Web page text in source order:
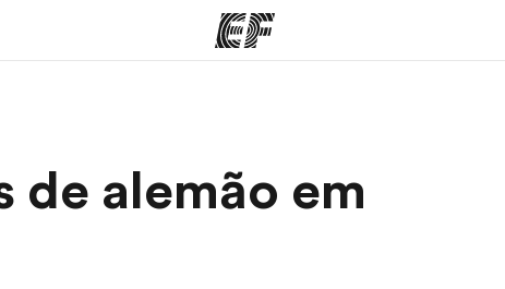
que
Encontre um escritório
de alemão em